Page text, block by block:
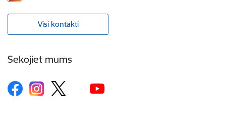
Visi kontakti
Sekojiet mums